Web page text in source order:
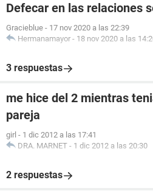
Defecar en las relaciones
Gracieblue - 17 nov 2020 a las 22:39
Hermanamayor - 18 nov 2020 a las
3 respuestas
me hice del 2 mientras
pareja
girl - 1 dic 2012 a las 17:41
DRA. MARNET - 1 dic 2012 a las 20:30
2 respuestas